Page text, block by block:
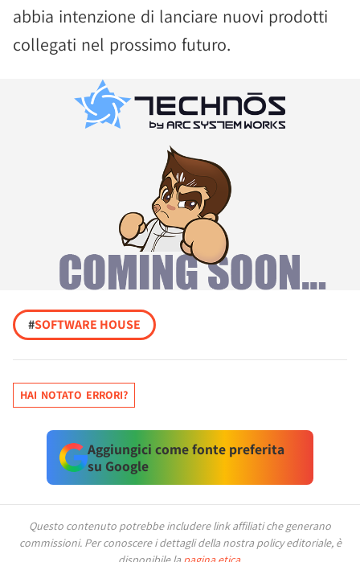
abbia intenzione di lanciare nuovi prodotti
collegati nel prossimo futuro.
#SOFTWARE HOUSE
HAI NOTATO ERRORI?
Aggiungici come fonte preferita
su Google
Questo contenuto potrebbe includere link affiliati che generano
commissioni. Per conoscere i dettagli della nostra policy editoriale, è